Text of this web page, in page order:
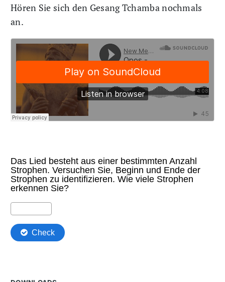
Hören Sie sich den Gesang Tchamba nochmals
an.